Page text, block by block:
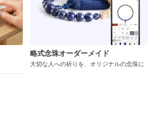
略式念珠オーダーメイド
大切な人への祈りを、オリジナルの念珠に